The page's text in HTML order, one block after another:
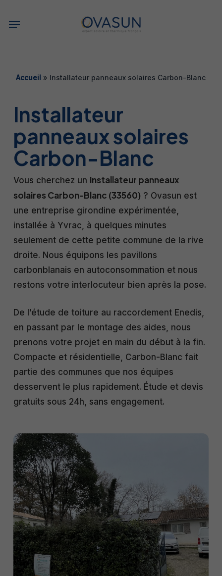
Menu
Accueil » Installateur panneaux solaires Carbon-Blanc
Installateur
panneaux solaires
Carbon-Blanc
Vous cherchez un installateur panneaux
solaires Carbon-Blanc (33560) ? Ovasun est
une entreprise girondine expérimentée,
installée à Yvrac, à quelques minutes
seulement de cette petite commune de la rive
droite. Nous équipons les pavillons
carbonblanais en autoconsommation et nous
restons votre interlocuteur bien après la pose.
De l’étude de toiture au raccordement Enedis,
en passant par le montage des aides, nous
prenons votre projet en main du début à la fin.
Compacte et résidentielle, Carbon-Blanc fait
partie des communes que nos équipes
desservent le plus rapidement. Étude et devis
gratuits sous 24h, sans engagement.